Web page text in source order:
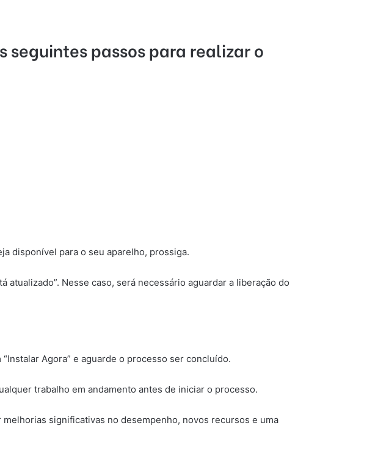
seguintes passos para realizar o
disponível para o seu aparelho, prossiga.
Nesse caso, será necessário aguardar a liberação do
Agora” e aguarde o processo ser concluído.
trabalho em andamento antes de iniciar o processo.
significativas no desempenho, novos recursos e uma